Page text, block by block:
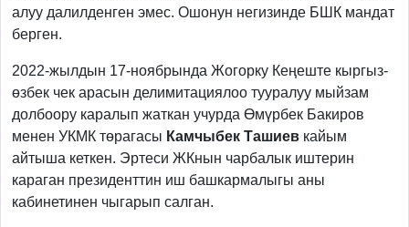
алуу далилденген эмес. Ошонун негизинде БШК мандат
берген.
2022-жылдын 17-ноябрында Жогорку Кеңеште кыргыз-
өзбек чек арасын делимитациялоо тууралуу мыйзам
долбоору каралып жаткан учурда Өмүрбек Бакиров
менен УКМК төрагасы Камчыбек Ташиев кайым
айтыша кеткен. Эртеси ЖКнын чарбалык иштерин
караган президенттин иш башкармалыгы аны
кабинетинен чыгарып салган.